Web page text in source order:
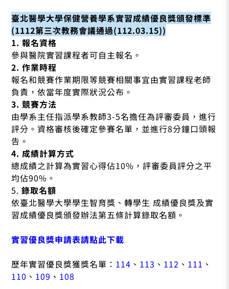
臺北醫學大學保健營養學系實習成績優良獎頒發標準
(1112第三次教務會議通過(112.03.15))
1. 報名資格
參與醫院實習課程者可自主報名。
2. 作業時程
報名和競賽作業期限等競賽相關事宜由實習課程老師
負責，依當年度實際狀況公布。
3. 競賽方法
由學系主任指派學系教師3-5名擔任為評審委員，進行
評分。資格審核後確定參賽名單，並進行8分鐘口頭報
告。
4. 成績計算方式
總成績之計算為實習心得佔10%，評審委員評分之平
均佔90%。
5. 錄取名額
依臺北醫學大學學生智育獎、轉學生 成績優良獎及實
習成績優良獎頒發辦法第五條計算錄取名額。
實習優良獎申請表請點此下載
歷年實習優良獎獲獎名單： 114 、 113 、 112 、 111 、
110 、 109 、 108